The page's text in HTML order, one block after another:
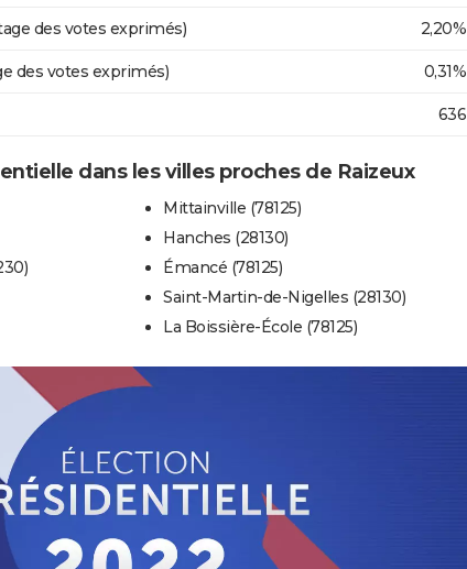
des votes exprimés) 2,20%
des votes exprimés) 0,31%
636
dans les villes proches de Raizeux
Mittainville (78125)
Hanches (28130)
Émancé (78125)
Saint-Martin-de-Nigelles (28130)
La Boissière-École (78125)